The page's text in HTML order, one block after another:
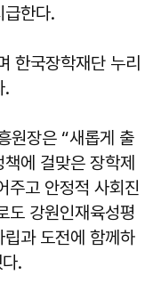
급한다.
한국장학재단 누리
.
원장은 “새롭게 출
에 걸맞은 장학제
주고 안정적 사회진
도 강원인재육성평
과 도전에 함께하
.